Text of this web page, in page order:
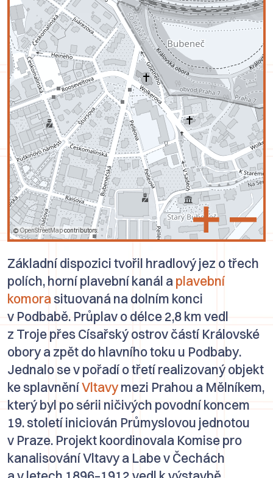
+ –
© OpenStreetMapcontributors.
Základní dispozici tvořil hradlový jez o třech
polích, horní plavební kanál a plavební
komorasituovaná na dolním konci
v Podbabě. Průplav o délce 2,8 km vedl
z Trojepřes Císařský ostrov částí Královské
obory a zpět do hlavního toku u Podbaby.
Jednalo se v pořadí o třetí realizovaný objekt
ke splavněníVltavymezi Prahou a Mělníkem,
který byl po sérii ničivých povodní koncem
19. století iniciován Průmyslovou jednotou
v Praze. Projekt koordinovala Komise pro
kanalisování Vltavy a Labe v Čechách